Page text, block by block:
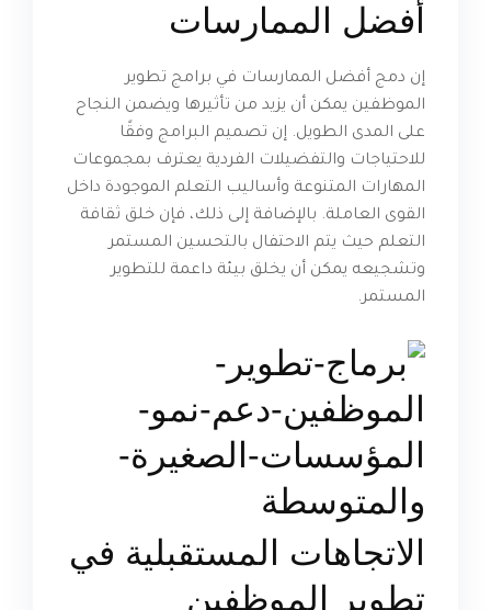
أفضل الممارسات
إن دمج أفضل الممارسات في برامج تطوير
الموظفين يمكن أن يزيد من تأثيرها ويضمن النجاح
على المدى الطويل. إن تصميم البرامج وفقًا
للاحتياجات والتفضيلات الفردية يعترف بمجموعات
المهارات المتنوعة وأساليب التعلم الموجودة داخل
القوى العاملة. بالإضافة إلى ذلك، فإن خلق ثقافة
التعلم حيث يتم الاحتفال بالتحسين المستمر
وتشجيعه يمكن أن يخلق بيئة داعمة للتطوير
المستمر.
الاتجاهات المستقبلية في
تطوير الموظفين